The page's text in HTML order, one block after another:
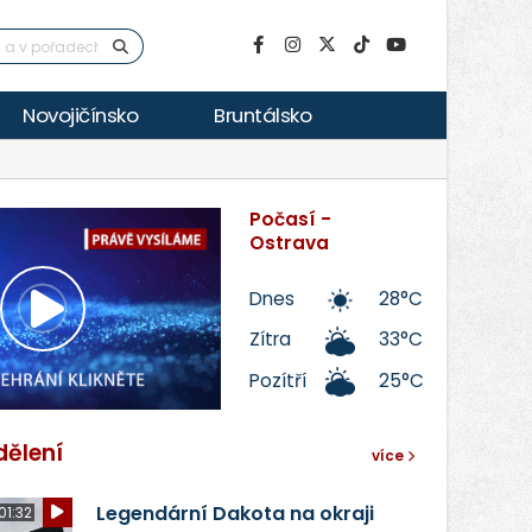
Novojičínsko Bruntálsko
Přehrát
video
Počasí -
Ostrava
Dnes
28°C
Zítra
33°C
Pozítří
25°C
více
Legendární Dakota na okraji